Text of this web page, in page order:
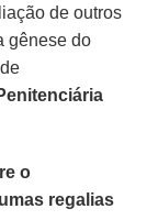
de outros
gênese do
o
regalias